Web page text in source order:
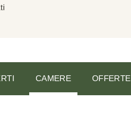
CAMERE OFFERTE